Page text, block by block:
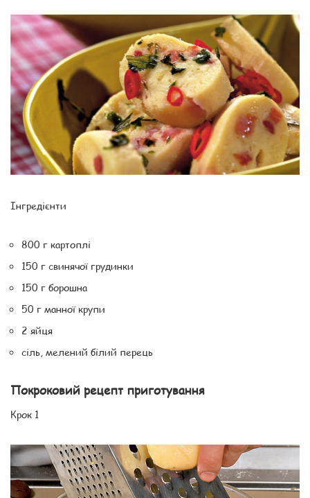
Інгредієнти
800 г картоплі
150 г свинячої грудинки
150 г борошна
50 г манної крупи
2 яйця
сіль, мелений білий перець
Покроковий рецепт приготування
Крок 1